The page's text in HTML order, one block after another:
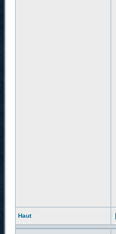
Haut